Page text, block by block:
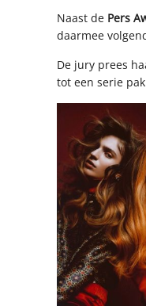
Naast de Pers
daarmee
De jury prees
tot een serie